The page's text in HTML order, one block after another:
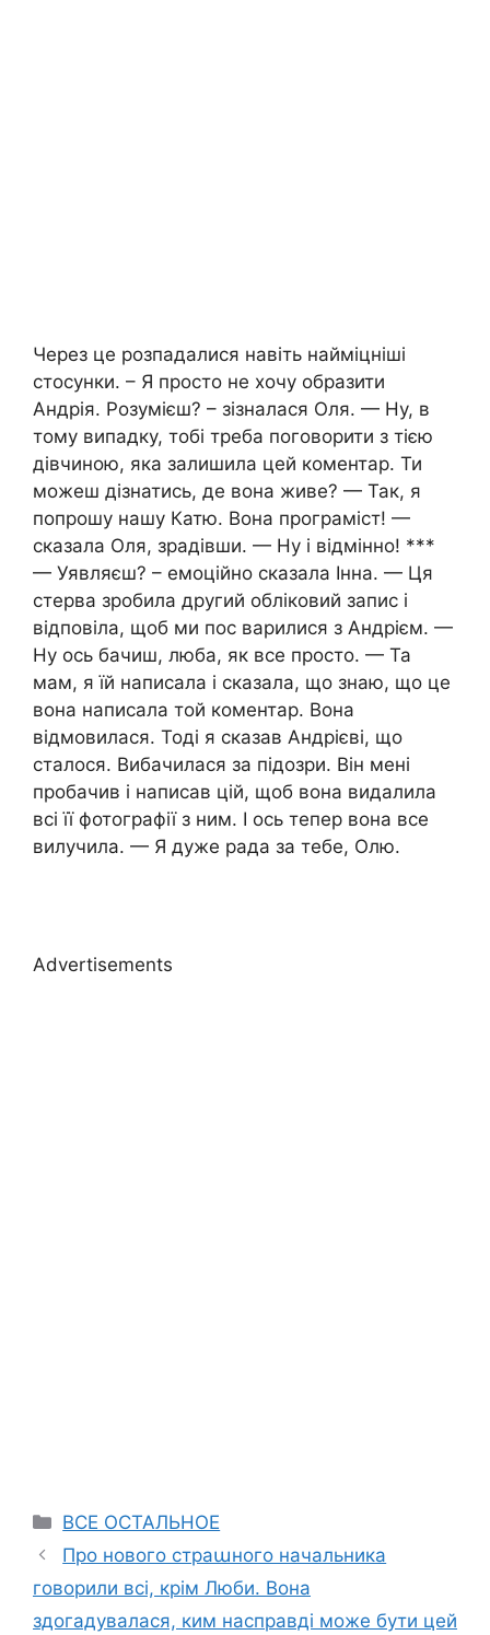
Через це розпадалися навіть найміцніші
стосунки. – Я просто не хочу образити
Андрія. Розумієш? – зізналася Оля. — Ну, в
тому випадку, тобі треба поговорити з тією
дівчиною, яка залишила цей коментар. Ти
можеш дізнатись, де вона живе? — Так, я
попрошу нашу Катю. Вона програміст! —
сказала Оля, зрадівши. — Ну і відмінно! ***
— Уявляєш? – емоційно сказала Інна. — Ця
стерва зробила другий обліковий запис і
відповіла, щоб ми пос варилися з Андрієм. —
Ну ось бачиш, люба, як все просто. — Та
мам, я їй написала і сказала, що знаю, що це
вона написала той коментар. Вона
відмовилася. Тоді я сказав Андрієві, що
сталося. Вибачилася за підозри. Він мені
пробачив і написав цій, щоб вона видалила
всі її фотографії з ним. І ось тепер вона все
вилучила. — Я дуже рада за тебе, Олю.
Advertisements
Categories
ВСЕ ОСТАЛЬНОЕ
Про нового страաного начальника
говорили всі, крім Люби. Вона
здогадувалася, ким насправді може бути цей